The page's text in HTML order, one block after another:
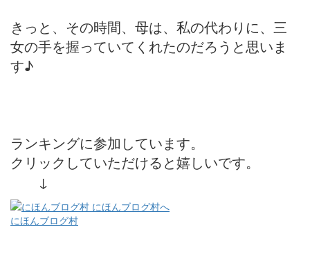
きっと、その時間、母は、私の代わりに、三
女の手を握っていてくれたのだろうと思いま
す♪
ランキングに参加しています。
クリックしていただけると嬉しいです。
↓
にほんブログ村